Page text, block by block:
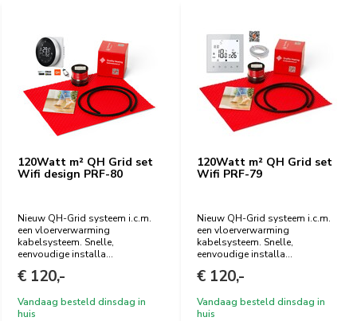
120Watt m² QH Grid set
Wifi design PRF-80
Nieuw QH-Grid systeem i.c.m.
een vloerverwarming
kabelsysteem. Snelle,
eenvoudige installa...
€ 120,-
Vandaag besteld dinsdag in
huis
120Watt m² QH Grid set
Wifi PRF-79
Nieuw QH-Grid systeem i.c.m.
een vloerverwarming
kabelsysteem. Snelle,
eenvoudige installa...
€ 120,-
Vandaag besteld dinsdag in
huis